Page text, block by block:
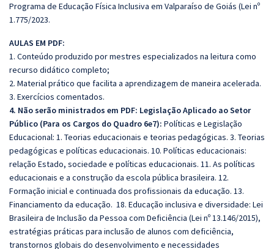
Programa de Educação Física Inclusiva em Valparaíso de Goiás (Lei nº
1.775/2023.
AULAS EM PDF:
1. Conteúdo produzido por mestres especializados na leitura como
recurso didático completo;
2. Material prático que facilita a aprendizagem de maneira acelerada.
3. Exercícios comentados.
4. Não serão ministrados em PDF: Legislação Aplicado ao Setor
Público (Para os Cargos do Quadro 6e7): Políticas e Legislação
Educacional: 1. Teorias educacionais e teorias pedagógicas. 3. Teorias
pedagógicas e políticas educacionais. 10. Políticas educacionais:
relação Estado, sociedade e políticas educacionais. 11. As políticas
educacionais e a construção da escola pública brasileira. 12.
Formação inicial e continuada dos profissionais da educação. 13.
Financiamento da educação. 18. Educação inclusiva e diversidade: Lei
Brasileira de Inclusão da Pessoa com Deficiência (Lei nº 13.146/2015),
estratégias práticas para inclusão de alunos com deficiência,
transtornos globais do desenvolvimento e necessidades